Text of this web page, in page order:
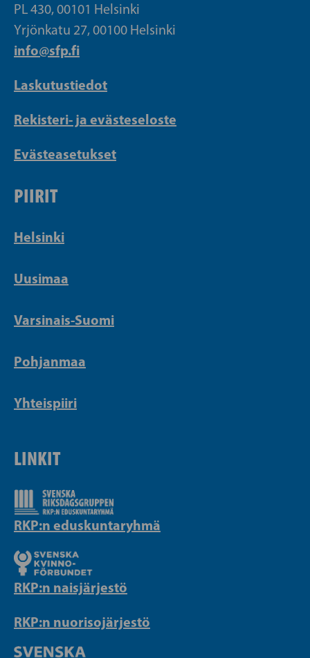
PL 430, 00101 Helsinki
Yrjönkatu 27, 00100 Helsinki
info@sfp.fi
Laskutustiedot
Rekisteri- ja evästeseloste
Evästeasetukset
PIIRIT
Helsinki
Uusimaa
Varsinais-Suomi
Pohjanmaa
Yhteispiiri
LINKIT
RKP:n eduskuntaryhmä
RKP:n naisjärjestö
RKP:n nuorisojärjestö